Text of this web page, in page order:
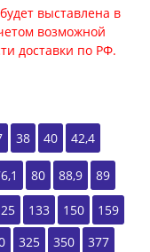
выставлена в
возможной
доставки по РФ.
38 40 42,4
80 88,9 89
133 150
159
325 350
377